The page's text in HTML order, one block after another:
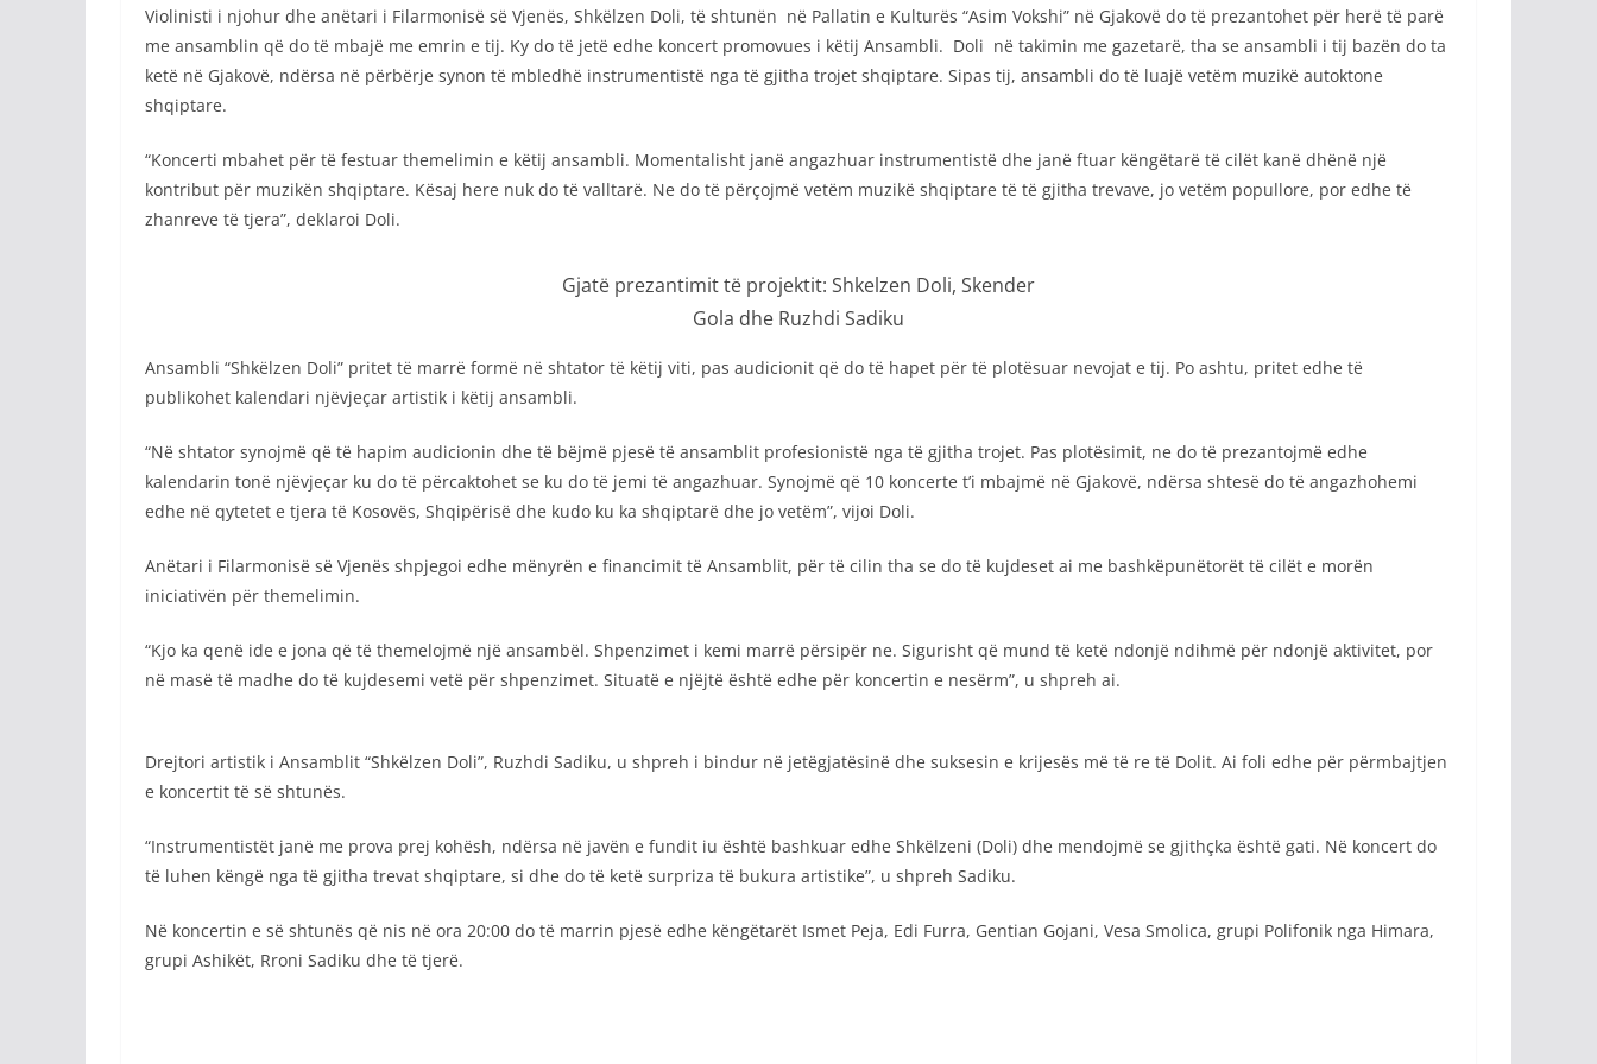
Violinisti i njohur dhe anëtari i Filarmonisë së Vjenës, Shkëlzen Doli, të shtunën në Pallatin e Kulturës “Asim Vokshi” në Gjakovë do të prezantohet për herë të parë
me ansamblin që do të mbajë me emrin e tij. Ky do të jetë edhe koncert promovues i këtij Ansambli. Doli në takimin me gazetarë, tha se ansambli i tij bazën do ta
ketë në Gjakovë, ndërsa në përbërje synon të mbledhë instrumentistë nga të gjitha trojet shqiptare. Sipas tij, ansambli do të luajë vetëm muzikë autoktone
shqiptare.
“Koncerti mbahet për të festuar themelimin e këtij ansambli. Momentalisht janë angazhuar instrumentistë dhe janë ftuar këngëtarë të cilët kanë dhënë një
kontribut për muzikën shqiptare. Kësaj here nuk do të valltarë. Ne do të përçojmë vetëm muzikë shqiptare të të gjitha trevave, jo vetëm popullore, por edhe të
zhanreve të tjera”, deklaroi Doli.
Gjatë prezantimit të projektit: Shkelzen Doli, Skender
Gola dhe Ruzhdi Sadiku
Ansambli “Shkëlzen Doli” pritet të marrë formë në shtator të këtij viti, pas audicionit që do të hapet për të plotësuar nevojat e tij. Po ashtu, pritet edhe të
publikohet kalendari njëvjeçar artistik i këtij ansambli.
“Në shtator synojmë që të hapim audicionin dhe të bëjmë pjesë të ansamblit profesionistë nga të gjitha trojet. Pas plotësimit, ne do të prezantojmë edhe
kalendarin tonë njëvjeçar ku do të përcaktohet se ku do të jemi të angazhuar. Synojmë që 10 koncerte t’i mbajmë në Gjakovë, ndërsa shtesë do të angazhohemi
edhe në qytetet e tjera të Kosovës, Shqipërisë dhe kudo ku ka shqiptarë dhe jo vetëm”, vijoi Doli.
Anëtari i Filarmonisë së Vjenës shpjegoi edhe mënyrën e financimit të Ansamblit, për të cilin tha se do të kujdeset ai me bashkëpunëtorët të cilët e morën
iniciativën për themelimin.
“Kjo ka qenë ide e jona që të themelojmë një ansambël. Shpenzimet i kemi marrë përsipër ne. Sigurisht që mund të ketë ndonjë ndihmë për ndonjë aktivitet, por
në masë të madhe do të kujdesemi vetë për shpenzimet. Situatë e njëjtë është edhe për koncertin e nesërm”, u shpreh ai.
Drejtori artistik i Ansamblit “Shkëlzen Doli”, Ruzhdi Sadiku, u shpreh i bindur në jetëgjatësinë dhe suksesin e krijesës më të re të Dolit. Ai foli edhe për përmbajtjen
e koncertit të së shtunës.
“Instrumentistët janë me prova prej kohësh, ndërsa në javën e fundit iu është bashkuar edhe Shkëlzeni (Doli) dhe mendojmë se gjithçka është gati. Në koncert do
të luhen këngë nga të gjitha trevat shqiptare, si dhe do të ketë surpriza të bukura artistike”, u shpreh Sadiku.
Në koncertin e së shtunës që nis në ora 20:00 do të marrin pjesë edhe këngëtarët Ismet Peja, Edi Furra, Gentian Gojani, Vesa Smolica, grupi Polifonik nga Himara,
grupi Ashikët, Rroni Sadiku dhe të tjerë.